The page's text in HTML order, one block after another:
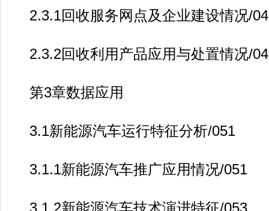
2.3.1回收服务网点及企业建设情况/
2.3.2回收利用产品应用与处置情况/
第3章数据应用
3.1新能源汽车运行特征分析/051
3.1.1新能源汽车推广应用情况/051
3.1.2新能源汽车技术演进特征/053